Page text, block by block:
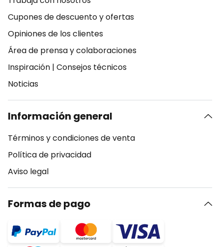
Cupones de descuento y ofertas
Opiniones de los clientes
Área de prensa y colaboraciones
Inspiración | Consejos técnicos
Noticias
Información general
Términos y condiciones de venta
Política de privacidad
Aviso legal
Formas de pago